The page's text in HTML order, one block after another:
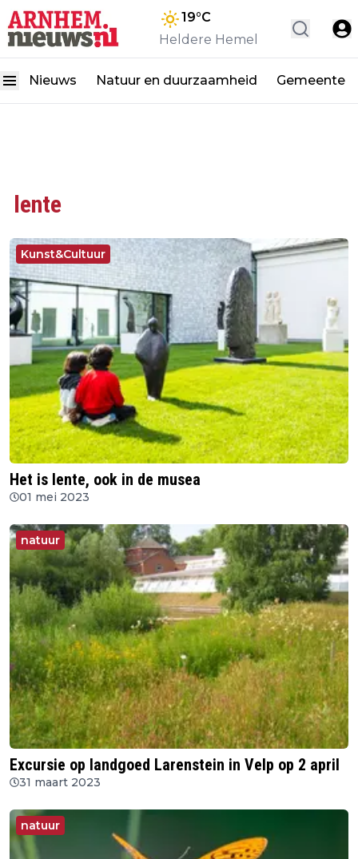
19°C
Heldere Hemel
Nieuws Natuur en duurzaamheid Gemeente
lente
Kunst&Cultuur
Het is lente, ook in de musea
01 mei 2023
natuur
Excursie op landgoed Larenstein in Velp op 2 april
31 maart 2023
natuur